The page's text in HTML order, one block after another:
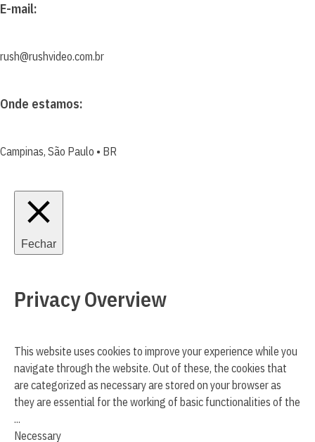
E-mail:
rush@rushvideo.com.br
Onde estamos:
Campinas, São Paulo • BR
Fechar
Privacy Overview
This website uses cookies to improve your experience while you
navigate through the website. Out of these, the cookies that
are categorized as necessary are stored on your browser as
they are essential for the working of basic functionalities of the
...
Necessary